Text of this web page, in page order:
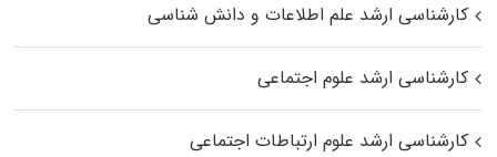
کارشناسی ارشد علم اطلاعات و دانش شناسی
کارشناسی ارشد علوم اجتماعی
کارشناسی ارشد علوم ارتباطات اجتماعی